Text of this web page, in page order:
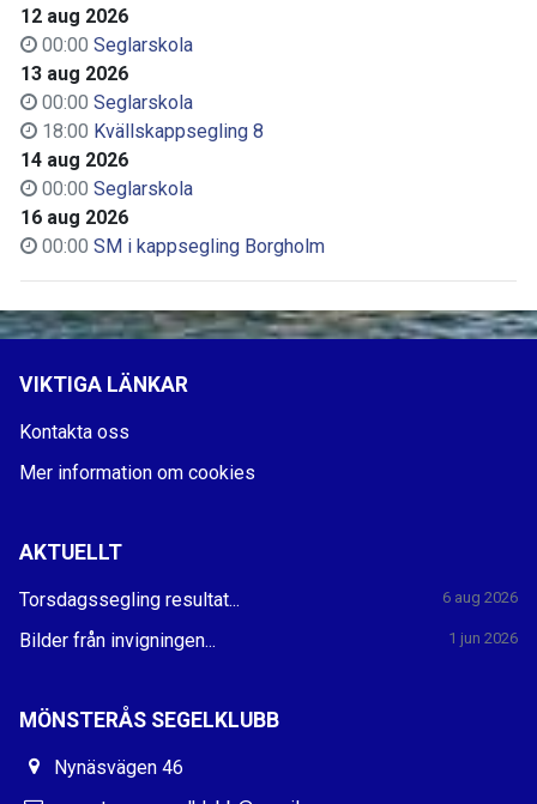
12 aug 2026
00:00 Seglarskola
13 aug 2026
00:00 Seglarskola
18:00 Kvällskappsegling 8
14 aug 2026
00:00 Seglarskola
16 aug 2026
00:00 SM i kappsegling Borgholm
VIKTIGA LÄNKAR
Kontakta oss
Mer information om cookies
AKTUELLT
Torsdagssegling resultat... 6 aug 2026
Bilder från invigningen... 1 jun 2026
MÖNSTERÅS SEGELKLUBB
Nynäsvägen 46